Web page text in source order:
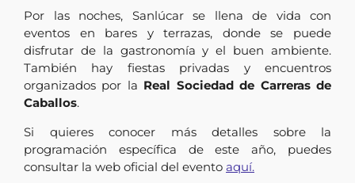
Por las noches, Sanlúcar se llena de vida con
eventos en bares y terrazas, donde se puede
disfrutar de la gastronomía y el buen ambiente.
También hay fiestas privadas y encuentros
organizados por la Real Sociedad de Carreras de
Caballos.
Si quieres conocer más detalles sobre la
programación específica de este año, puedes
consultar la web oficial del evento aquí.